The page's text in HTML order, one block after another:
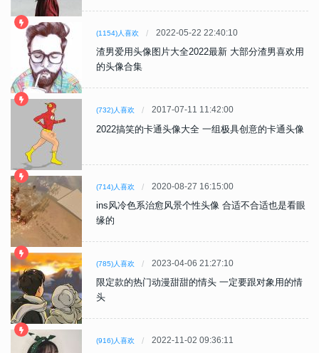
(1154)人喜欢 2022-05-22 22:40:10
渣男爱用头像图片大全2022最新 大部分渣男喜欢用
的头像合集
(732)人喜欢 2017-07-11 11:42:00
2022搞笑的卡通头像大全 一组极具创意的卡通头像
(714)人喜欢 2020-08-27 16:15:00
ins风冷色系治愈风景个性头像 合适不合适也是看眼
缘的
(785)人喜欢 2023-04-06 21:27:10
限定款的热门动漫甜甜的情头 一定要跟对象用的情
头
(916)人喜欢 2022-11-02 09:36:11